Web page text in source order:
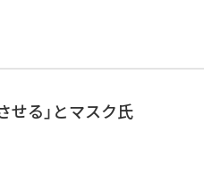
せる」とマスク氏